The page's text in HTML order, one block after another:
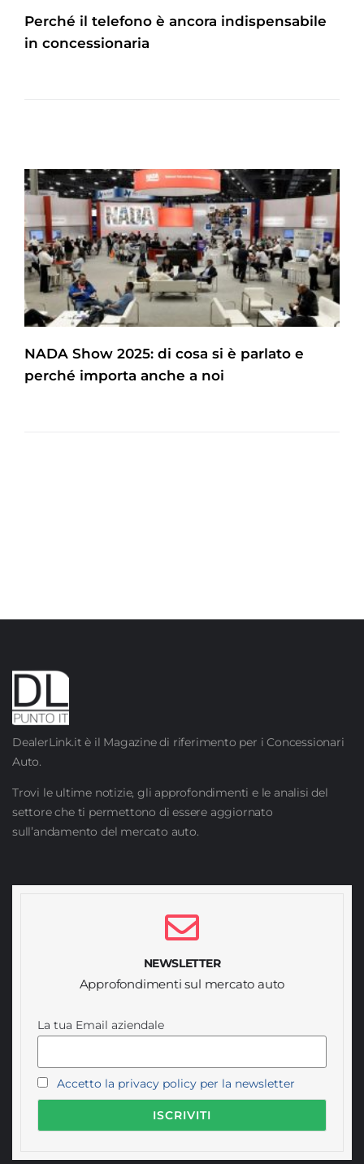
Perché il telefono è ancora indispensabile
in concessionaria
NADA Show 2025: di cosa si è parlato e
perché importa anche a noi
DealerLink.it è il Magazine di riferimento per i Concessionari
Auto.
Trovi le ultime notizie, gli approfondimenti e le analisi del
settore che ti permettono di essere aggiornato
sull’andamento del mercato auto.
NEWSLETTER
Approfondimenti sul mercato auto
La tua Email aziendale
Accetto la privacy policy per la newsletter